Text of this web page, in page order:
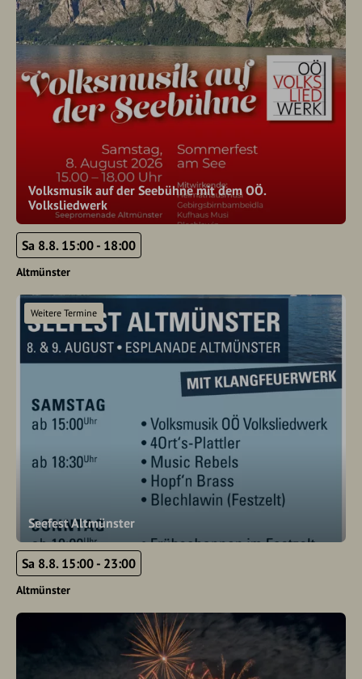
Volksmusik auf der Seebühne mit dem OÖ.
Volksliedwerk
Sa 8.8. 15:00 - 18:00
Altmünster
Seefest Altmünster
Weitere Termine
Sa 8.8. 15:00 - 23:00
Altmünster